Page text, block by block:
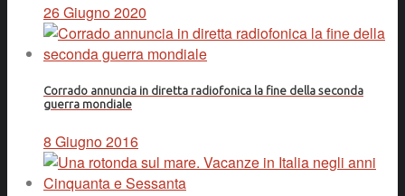
26 Giugno 2020
Corrado annuncia in diretta radiofonica la fine della seconda
guerra mondiale
8 Giugno 2016